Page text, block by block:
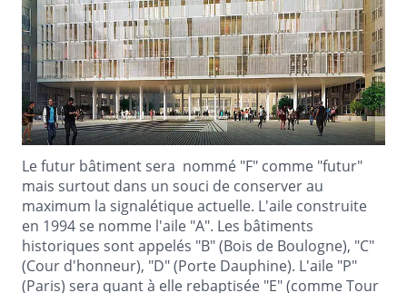
Le futur bâtiment sera nommé "F" comme "futur"
mais surtout dans un souci de conserver au
maximum la signalétique actuelle. L'aile construite
en 1994 se nomme l'aile "A". Les bâtiments
historiques sont appelés "B" (Bois de Boulogne), "C"
(Cour d'honneur), "D" (Porte Dauphine). L'aile "P"
(Paris) sera quant à elle rebaptisée "E" (comme Tour